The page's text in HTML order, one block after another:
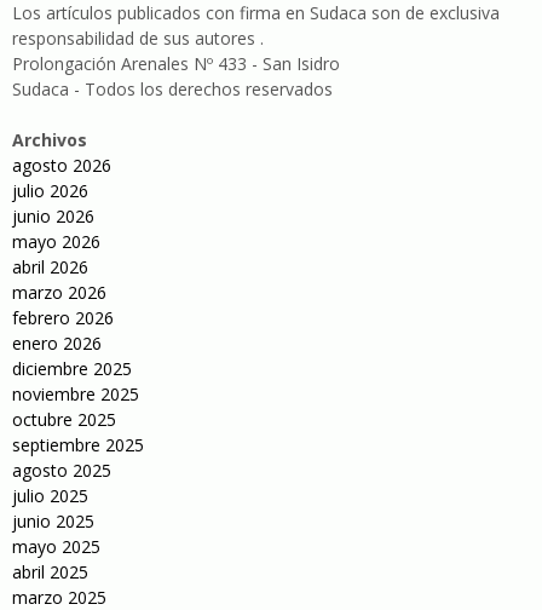
Los artículos publicados con firma en Sudaca son de exclusiva
responsabilidad de sus autores .
Prolongación Arenales Nº 433 - San Isidro
Sudaca - Todos los derechos reservados
Archivos
agosto 2026
julio 2026
junio 2026
mayo 2026
abril 2026
marzo 2026
febrero 2026
enero 2026
diciembre 2025
noviembre 2025
octubre 2025
septiembre 2025
agosto 2025
julio 2025
junio 2025
mayo 2025
abril 2025
marzo 2025